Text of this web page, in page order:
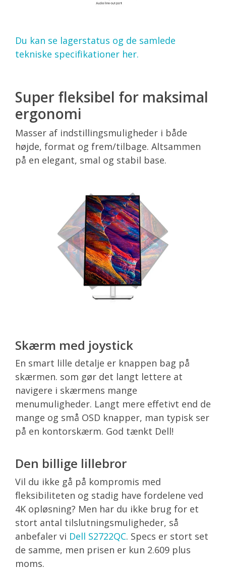
Du kan se lagerstatus og de samlede
tekniske specifikationer her.
Super fleksibel for maksimal
ergonomi
Masser af indstillingsmuligheder i både
højde, format og frem/tilbage. Altsammen
på en elegant, smal og stabil base.
Skærm med joystick
En smart lille detalje er knappen bag på
skærmen. som gør det langt lettere at
navigere i skærmens mange
menumuligheder. Langt mere effetivt end de
mange og små OSD knapper, man typisk ser
på en kontorskærm. God tænkt Dell!
Den billige lillebror
Vil du ikke gå på kompromis med
fleksibiliteten og stadig have fordelene ved
4K opløsning? Men har du ikke brug for et
stort antal tilslutningsmuligheder, så
anbefaler vi Dell S2722QC. Specs er stort set
de samme, men prisen er kun 2.609 plus
moms.